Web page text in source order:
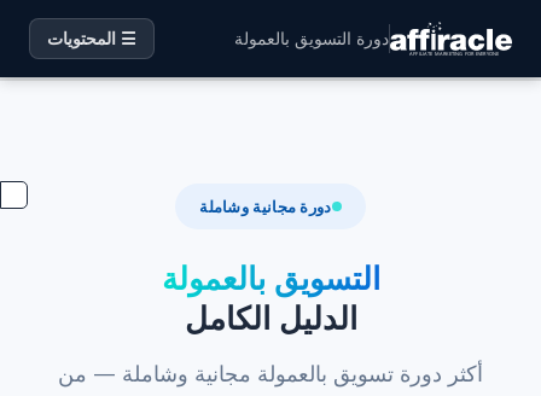
دورة التسويق بالعمولة ☰ المحتويات
دورة مجانية وشاملة
التسويق بالعمولة
الدليل الكامل
أكثر دورة تسويق بالعمولة مجانية وشاملة — من